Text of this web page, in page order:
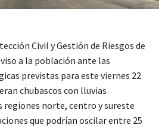
Civil y Gestión de Riesgos de
a la población ante las
previstas para este viernes 22
chubascos con lluvias
regiones norte, centro y sureste
que podrían oscilar entre 25